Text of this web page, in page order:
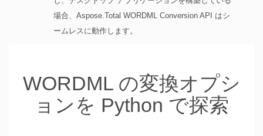
場合、Aspose.Total WORDML Conversion API はシ
ームレスに動作します。
WORDML の変換オプシ
ョンを Python で探索